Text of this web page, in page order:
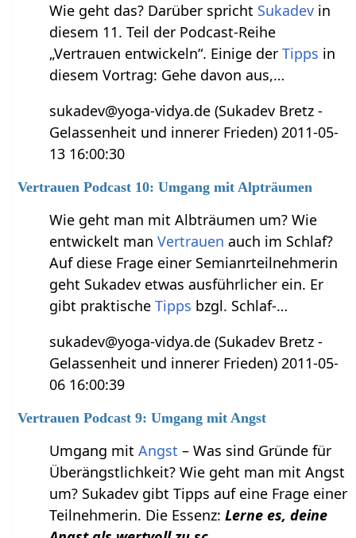
Wie geht das? Darüber spricht Sukadev in
diesem 11. Teil der Podcast-Reihe
„Vertrauen entwickeln“. Einige derTipps in
diesem Vortrag: Gehe davon aus,…
sukadev@yoga-vidya.de (Sukadev Bretz -
Gelassenheit und innerer Frieden) 2011-05-
13 16:00:30
Vertrauen Podcast 10: Umgang mit Alpträumen
Wie geht man mit Albträumen um? Wie
entwickelt manVertrauenauch im Schlaf?
Auf diese Frage einer Semianrteilnehmerin
geht Sukadev etwas ausführlicher ein. Er
gibt praktischeTipps bzgl. Schlaf-…
sukadev@yoga-vidya.de (Sukadev Bretz -
Gelassenheit und innerer Frieden) 2011-05-
06 16:00:39
Vertrauen Podcast 9: Umgang mit Angst
Umgang mitAngst– Was sind Gründe für
Überängstlichkeit? Wie geht man mit Angst
um? Sukadev gibt Tipps auf eine Frage einer
Teilnehmerin. Die Essenz:Lerne es, deine